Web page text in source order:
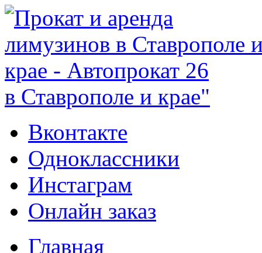
в Ставрополе и крае"
Вконтакте
Одноклассники
Инстаграм
Онлайн заказ
Главная